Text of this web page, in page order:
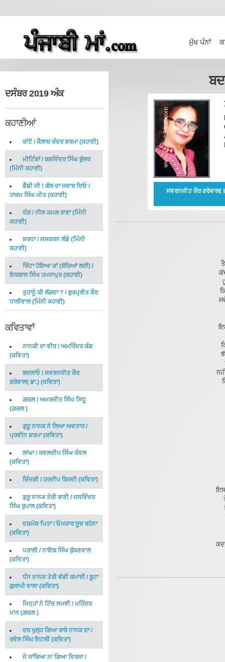
ਮੁੱਖ ਪੰਨਾਂ
ਦਸੰਬਰ 2019 ਅੰਕ
ਕਹਾਣੀਆਂ
ਕਾਂਟੋ/ਕੈਲਾਸ਼ ਚੰਦਰ ਸ਼ਰਮਾ(ਕਹਾਣੀ)
ਮੀਟਿੰਗਾਂ/ ਬਲਵਿੰਦਰ ਸਿੰਘ ਭੁੱਲਰ
(ਮਿੰਨੀ ਕਹਾਣੀ)
ਡੈਡੀ ਜੀ ! ਗੱਲ ਦਾ ਜਵਾਬ ਦਿਓ/
ਹਾਕਮ ਸਿੰਘ ਮੀਤ(ਕਹਾਣੀ)
ਦੰਗ/ਨੀਲ ਕਮਲ ਰਾਣਾ(ਮਿੰਨੀ
ਕਹਾਣੀ)
ਸ਼ਰਧਾ/ਜਸਕਰਨ ਲੰਡੇ(ਮਿੰਨੀ
ਕਹਾਣੀ)
ਚਿੱਟਾ ਹੋਇਆ ਕਾਂ (ਬੱਚਿਆਂ ਲਈ) /
ਇਕਬਾਲ ਸਿੰਘ ਹਮਜਾਪੁਰ(ਕਹਾਣੀ)
ਤੁਹਾਨੂੰ ਕੀ ਲੱਗਦਾ ? /ਗੁਰਪ੍ਰੀਤ ਕੌਰ
ਧਾਲੀਵਾਲ(ਮਿੰਨੀ ਕਹਾਣੀ)
ਕਵਿਤਾਵਾਂ
ਨਾਨਕੀ ਦਾ ਵੀਰ/ਅਮਰਿੰਦਰ ਕੰਗ
(ਕਵਿਤਾ)
ਬਦਲਾਓ/ ਸਵਰਨਜੀਤ ਕੌਰ
ਗਰੇਵਾਲ( ਡਾ.) (ਕਵਿਤਾ)
ਗ਼ਜ਼ਲ/ਅਮਰਜੀਤ ਸਿੰਘ ਸਿਧੂ
(ਗ਼ਜ਼ਲ)
ਗੁਰੂ ਨਾਨਕ ਨੇ ਲਿਆ ਅਵਤਾਰ/
ਪ੍ਰਵੀਨ ਸ਼ਰਮਾ(ਕਵਿਤਾ)
ਲਾਂਘਾ/ਕਵਲਦੀਪ ਸਿੰਘ ਕੰਵਲ
(ਕਵਿਤਾ)
ਜ਼ਿੰਦਗੀ/ ਹਰਦੀਪ ਬਿਰਦੀ(ਕਵਿਤਾ)
ਗੁਰੂ ਨਾਨਕ ਤੇਰੀ ਬਾਣੀ/ਜਸਵਿੰਦਰ
ਸਿੰਘ ਰੁਪਾਲ(ਕਵਿਤਾ)
ਦਸ਼ਮੇਸ਼ ਪਿਤਾ/ ਓਮਕਾਰ ਸੂਦ ਬਹੋਨਾ
(ਕਵਿਤਾ)
ਪਰਾਲੀ/ਨਾਇਬ ਸਿੰਘ ਬੁੱਕਣਵਾਲ
(ਕਵਿਤਾ)
ਧੰਨ ਨਾਨਕ ਤੇਰੀ ਵੱਡੀ ਕਮਾਈ/ ਬੂਟਾ
ਗੁਲਾਮੀ ਵਾਲਾ(ਕਵਿਤਾ)
ਜਿਨ੍ਹਾਂ ਨੇ ਟਿੱਚ ਸਮਝੀ/ਮਹਿੰਦਰ
ਮਾਨ(ਗ਼ਜ਼ਲ)
ਦਰ ਖੁਲ੍ਹ ਗਿਆ ਬਾਬੇ ਨਾਨਕ ਦਾ/
ਰਵੇਲ ਸਿੰਘ ਇਟਲੀ(ਕਵਿਤਾ)
ਜੇ ਸਾਂਭਿਆ ਨਾ ਗਿਆ ਵਿਰਸਾ/
ਸਵਰਨਜੀਤ ਕੌਰ ਗਰੇਵਾਲ(
ਇਸ